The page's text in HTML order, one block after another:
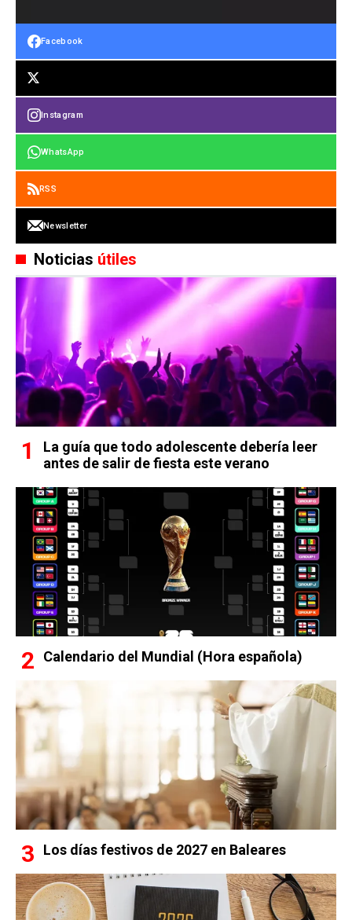
Facebook
Instagram
WhatsApp
RSS
Newsletter
Noticias útiles
La guía que todo adolescente debería leer
antes de salir de fiesta este verano
Calendario del Mundial (Hora española)
Los días festivos de 2027 en Baleares